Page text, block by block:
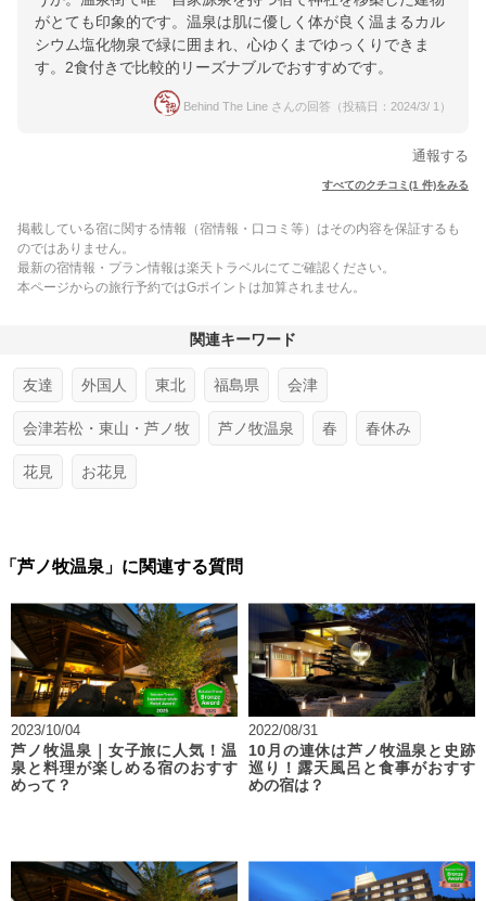
がとても印象的です。温泉は肌に優しく体が良く温まるカル
シウム塩化物泉で緑に囲まれ、心ゆくまでゆっくりできま
す。2食付きで比較的リーズナブルでおすすめです。
Behind The Line さんの回答（投稿日：2024/3/ 1）
通報する
すべてのクチコミ(1 件)をみる
掲載している宿に関する情報（宿情報・口コミ等）はその内容を保証するも
のではありません。
最新の宿情報・プラン情報は楽天トラベルにてご確認ください。
本ページからの旅行予約ではGポイントは加算されません。
関連キーワード
友達 外国人 東北 福島県 会津
会津若松・東山・芦ノ牧 芦ノ牧温泉 春 春休み
花見 お花見
「芦ノ牧温泉」に関連する質問
2023/10/04
芦ノ牧温泉｜女子旅に人気！温
泉と料理が楽しめる宿のおすす
めって？
2022/08/31
10月の連休は芦ノ牧温泉と史跡
巡り！露天風呂と食事がおすす
めの宿は？